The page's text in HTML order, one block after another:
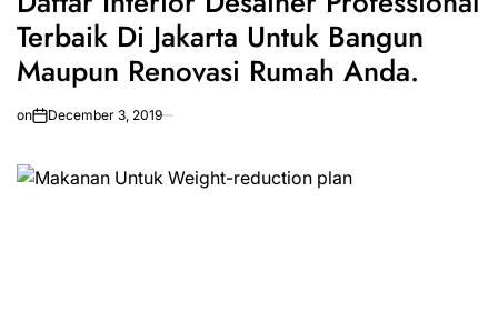
Terbaik Di Jakarta Untuk Bangun
Maupun Renovasi Rumah Anda.
on December 3, 2019